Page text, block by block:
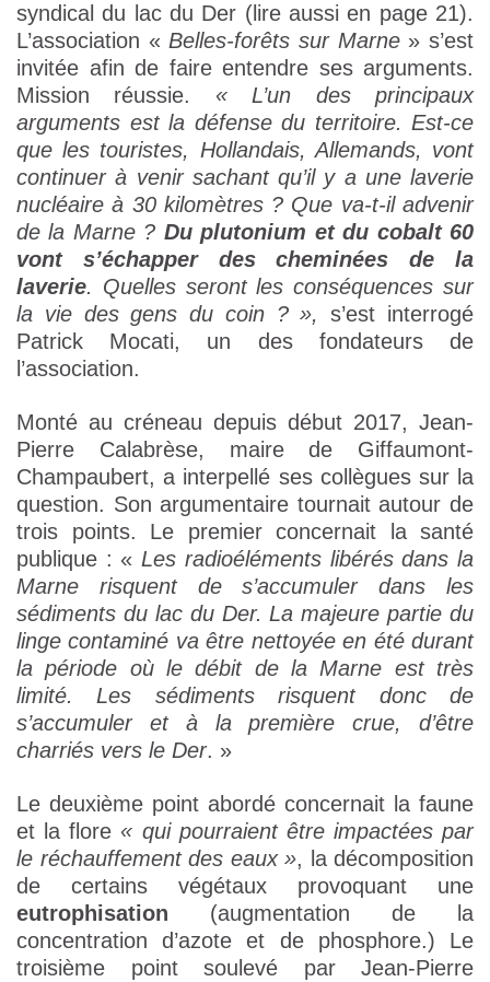
syndical du lac du Der (lire aussi en page 21).
L’association « Belles-forêts sur Marne» s’est
invitée afin de faire entendre ses arguments.
Mission réussie. « L’un des principaux
arguments est la défense du territoire. Est-ce
que les touristes, Hollandais, Allemands, vont
continuer à venir sachant qu’il y a une laverie
nucléaire à 30 kilomètres ? Que va-t-il advenir
de la Marne ? Du plutonium et du cobalt 60
vont s’échapper des cheminées de la
laverie. Quelles seront les conséquences sur
la vie des gens du coin ? », s’est interrogé
Patrick Mocati, un des fondateurs de
l’association.
Monté au créneau depuis début 2017, Jean-
Pierre Calabrèse, maire de Giffaumont-
Champaubert, a interpellé ses collègues sur la
question. Son argumentaire tournait autour de
trois points. Le premier concernait la santé
publique : « Les radioéléments libérés dans la
Marne risquent de s’accumuler dans les
sédiments du lac du Der. La majeure partie du
linge contaminé va être nettoyée en été durant
la période où le débit de la Marne est très
limité. Les sédiments risquent donc de
s’accumuler et à la première crue, d’être
charriés vers le Der. »
Le deuxième point abordé concernait la faune
et la flore « qui pourraient être impactées par
le réchauffement des eaux », la décomposition
de certains végétaux provoquant une
eutrophisation (augmentation de la
concentration d’azote et de phosphore.) Le
troisième point soulevé par Jean-Pierre